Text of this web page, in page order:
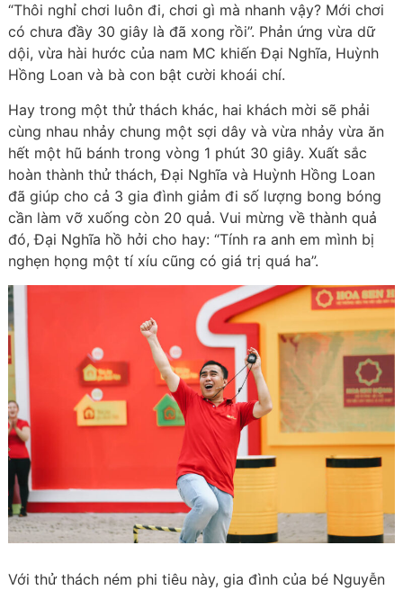
“Thôi nghỉ chơi luôn đi, chơi gì mà nhanh vậy? Mới chơi
có chưa đầy 30 giây là đã xong rồi”. Phản ứng vừa dữ
dội, vừa hài hước của nam MC khiến Đại Nghĩa, Huỳnh
Hồng Loan và bà con bật cười khoái chí.
Hay trong một thử thách khác, hai khách mời sẽ phải
cùng nhau nhảy chung một sợi dây và vừa nhảy vừa ăn
hết một hũ bánh trong vòng 1 phút 30 giây. Xuất sắc
hoàn thành thử thách, Đại Nghĩa và Huỳnh Hồng Loan
đã giúp cho cả 3 gia đình giảm đi số lượng bong bóng
cần làm vỡ xuống còn 20 quả. Vui mừng về thành quả
đó, Đại Nghĩa hồ hởi cho hay: “Tính ra anh em mình bị
nghẹn họng một tí xíu cũng có giá trị quá ha”.
Với thử thách ném phi tiêu này, gia đình của bé Nguyễn